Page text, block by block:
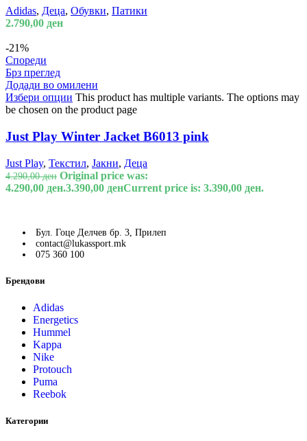
Adidas, Деца, Обувки, Патики
2.790,00 ден
-21%
Спореди
Брз преглед
Додади во омилени
Избери опции This product has multiple variants. The options may
be chosen on the product page
Just Play Winter Jacket B6013 pink
Just Play, Текстил, Јакни, Деца
4.290,00ден Original price was:
4.290,00 ден.3.390,00 денCurrent price is: 3.390,00 ден.
Бул. Гоце Делчев бр. 3, Прилеп
contact@lukassport.mk
075 360 100
Брендови
Adidas
Energetics
Hummel
Kappa
Nike
Protouch
Puma
Reebok
Категории